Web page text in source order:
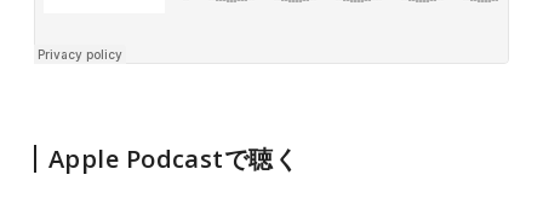
Apple Podcastで聴く